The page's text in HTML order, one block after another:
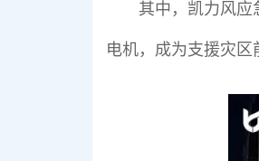
其中，凯力风应
电机，成为支援灾区